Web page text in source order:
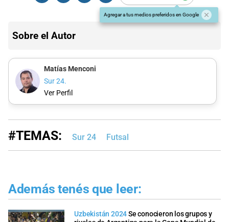
Agregar a tus medios preferidos en Google
Sobre el Autor
Matías Menconi
Sur 24.
Ver Perfil
#TEMAS: Sur 24 Futsal
Además tenés que leer:
Uzbekistán 2024Se conocieron los grupos y